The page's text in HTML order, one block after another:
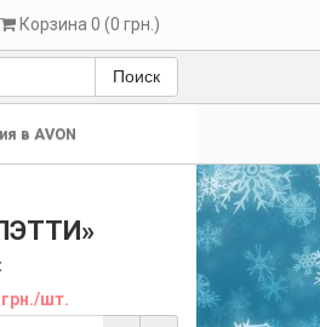
Корзина 0 (0 грн.)
Поиск
в AVON
грн./шт.